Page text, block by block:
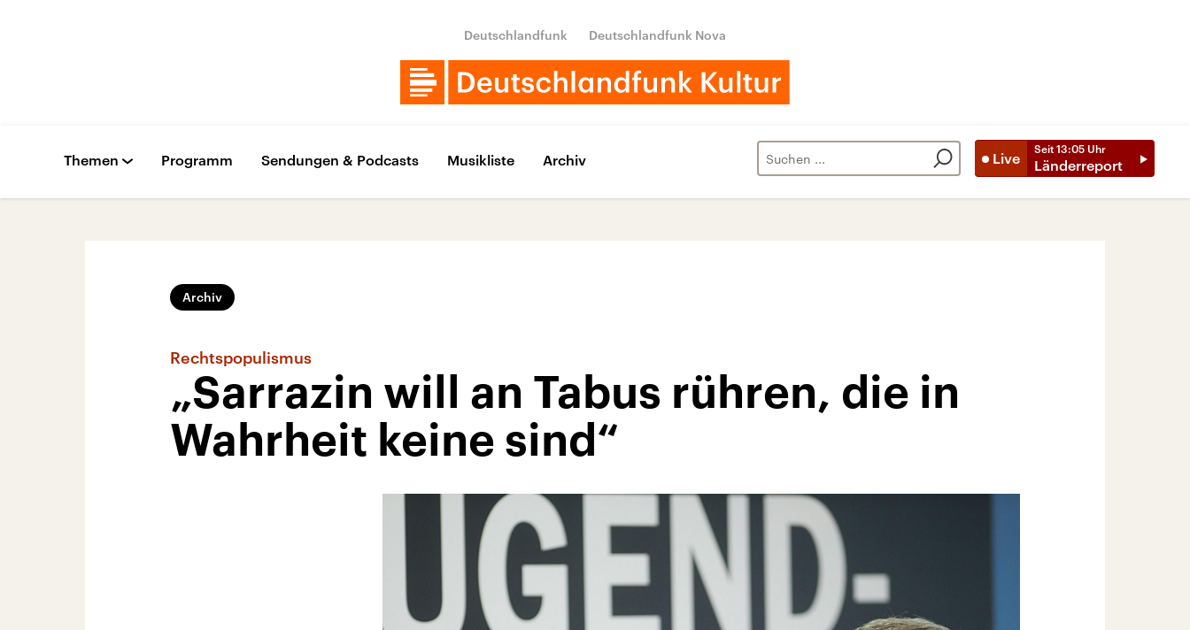
Deutschlandfunk Deutschlandfunk Nova
Live
Seit 13:05 Uhr
Länderreport
Themen Programm Sendungen & Podcasts Musikliste Archiv
Archiv
Rechtspopulismus
„Sarrazin will an Tabus rühren, die in
Wahrheit keine sind“